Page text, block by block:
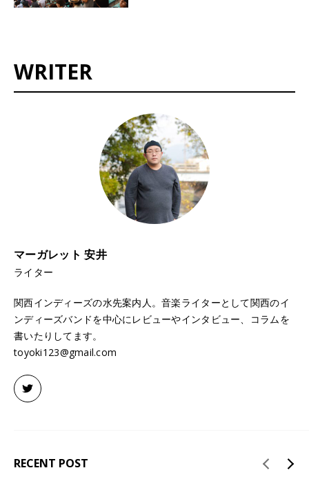
WRITER
マーガレット 安井
ライター
関西インディーズの水先案内人。音楽ライターとして関西のイ
ンディーズバンドを中心にレビューやインタビュー、コラムを
書いたりしてます。
toyoki123@gmail.com
RECENT POST